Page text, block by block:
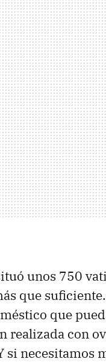
unos 750
que
que
realizada con
si necesitamos